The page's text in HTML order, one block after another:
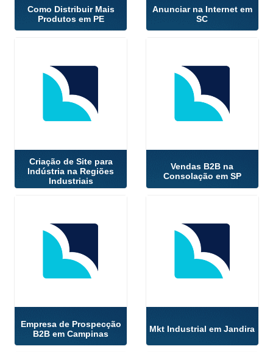
Como Distribuir Mais
Produtos em PE
Anunciar na Internet em
SC
Criação de Site para
Indústria na Regiões
Industriais
Vendas B2B na
Consolação em SP
Empresa de Prospecção
B2B em Campinas
Mkt Industrial em Jandira